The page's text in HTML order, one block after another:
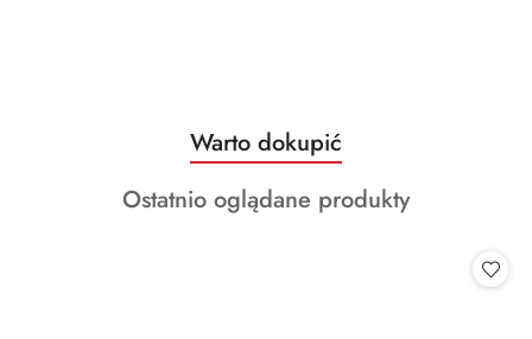
Pomiń karuzelę produktów
Produkty
o
statusie:
Warto dokupić
Produkty
Ostatnio oglądane produkty